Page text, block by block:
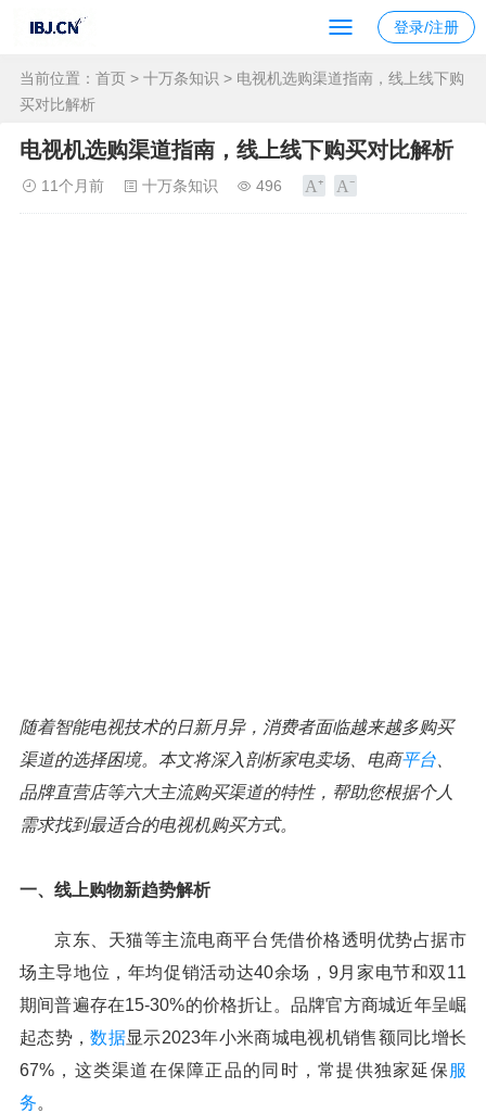
登录/注册
当前位置： 首页 > 十万条知识 > 电视机选购渠道指南，线上线下购
买对比解析
电视机选购渠道指南，线上线下购买对比解析
11个月前 十万条知识 496
随着智能电视技术的日新月异，消费者面临越来越多购买
渠道的选择困境。本文将深入剖析家电卖场、电商平台、
品牌直营店等六大主流购买渠道的特性，帮助您根据个人
需求找到最适合的电视机购买方式。
一、线上购物新趋势解析
京东、天猫等主流电商平台凭借价格透明优势占据市
场主导地位，年均促销活动达40余场，9月家电节和双11
期间普遍存在15-30%的价格折让。品牌官方商城近年呈崛
起态势，数据显示2023年小米商城电视机销售额同比增长
67%，这类渠道在保障正品的同时，常提供独家延保 服
务。